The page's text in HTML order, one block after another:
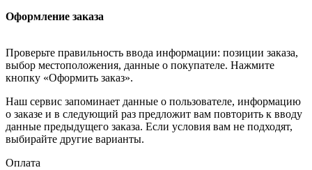
Оформление заказа
Проверьте правильность ввода информации: позиции заказа,
выбор местоположения, данные о покупателе. Нажмите
кнопку «Оформить заказ».
Наш сервис запоминает данные о пользователе, информацию
о заказе и в следующий раз предложит вам повторить к вводу
данные предыдущего заказа. Если условия вам не подходят,
выбирайте другие варианты.
Оплата